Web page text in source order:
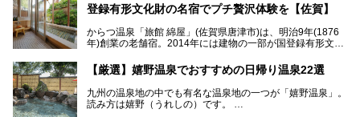
登録有形文化財の名宿でプチ贅沢体験を【佐賀】
からつ温泉「旅館 綿屋」(佐賀県唐津市)は、明治9年(1876
年)創業の老舗宿。2014年には建物の一部が国登録有形文化
しかし良質の自家源泉を所有し、日帰り入浴が可能な点はあ
まり知られていません。近寄りがたいほどの敷居の高いイメ
ージとは反して、実は温かみある接客が特徴の名宿です。
文化財のラグジュアリー名宿で、お得にプチ贅沢体験を。今
【厳選】嬉野温泉でおすすめの日帰り温泉22選
九州の温泉地の中でも有名な温泉地の一つが「嬉野温泉」。
読み方は嬉野（うれしの）です。